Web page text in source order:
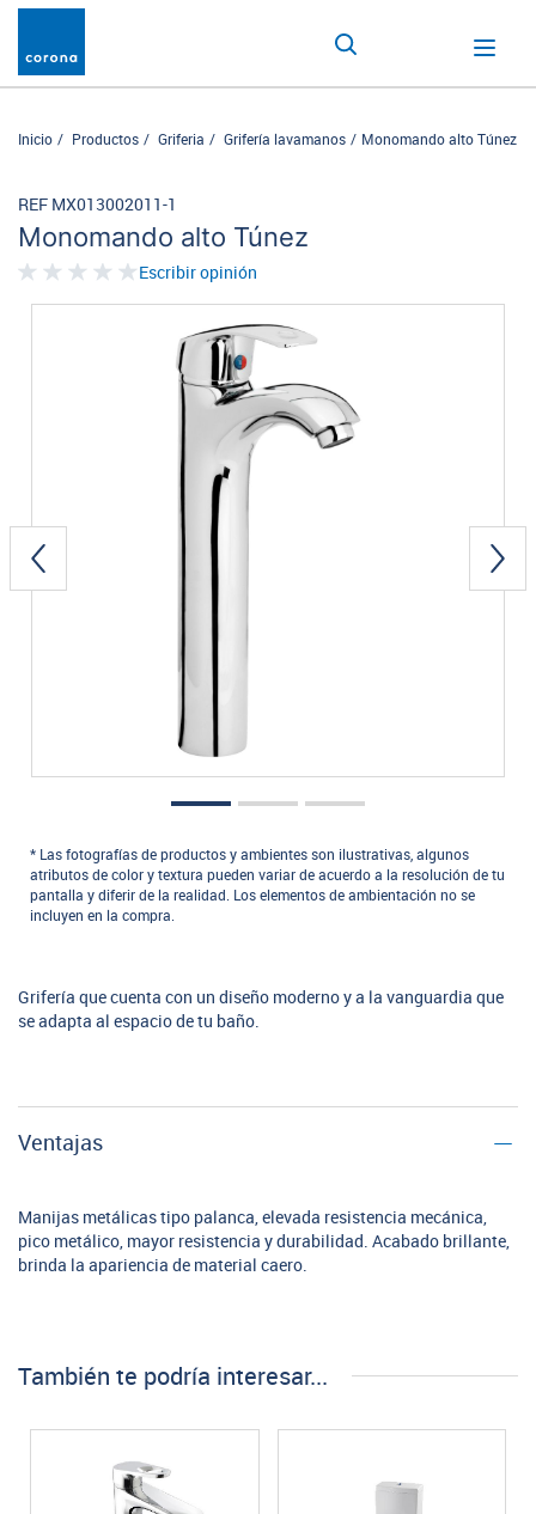
Inicio Productos Griferia Grifería lavamanos Monomando alto Túnez
Monomando alto Túnez
REF MX013002011-1
Escribir opinión
* Las fotografías de productos y ambientes son ilustrativas, algunos
atributos de color y textura pueden variar de acuerdo a la resolución de tu
pantalla y diferir de la realidad. Los elementos de ambientación no se
incluyen en la compra.
Grifería que cuenta con un diseño moderno y a la vanguardia que
se adapta al espacio de tu baño.
Ventajas
Manijas metálicas tipo palanca, elevada resistencia mecánica,
pico metálico, mayor resistencia y durabilidad. Acabado brillante,
brinda la apariencia de material caero.
También te podría interesar...